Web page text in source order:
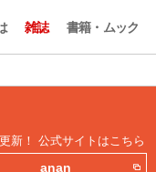
雑誌 書籍・ムック
新！ 公式サイトはこちら
anan